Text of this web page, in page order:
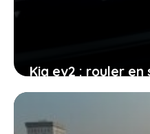
Kia ev2 : rouler
moins de 19 000 €